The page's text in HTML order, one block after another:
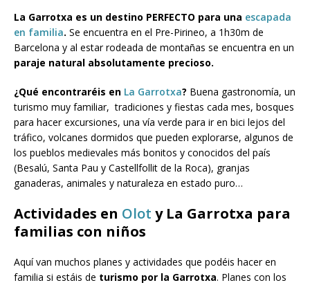
La Garrotxa es un destino PERFECTO para una escapada
en familia. Se encuentra en el Pre-Pirineo, a 1h30m de
Barcelona y al estar rodeada de montañas se encuentra en un
paraje natural absolutamente precioso.
¿Qué encontraréis en La Garrotxa? Buena gastronomía, un
turismo muy familiar, tradiciones y fiestas cada mes, bosques
para hacer excursiones, una vía verde para ir en bici lejos del
tráfico, volcanes dormidos que pueden explorarse, algunos de
los pueblos medievales más bonitos y conocidos del país
(Besalú, Santa Pau y Castellfollit de la Roca), granjas
ganaderas, animales y naturaleza en estado puro…
Actividades en Olot y La Garrotxa para
familias con niños
Aquí van muchos planes y actividades que podéis hacer en
familia si estáis de turismo por la Garrotxa. Planes con los